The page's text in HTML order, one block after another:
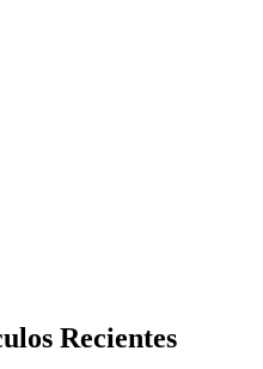
Recientes